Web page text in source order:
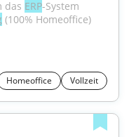
das ERP-System
(100% Homeoffice)
Homeoffice Vollzeit